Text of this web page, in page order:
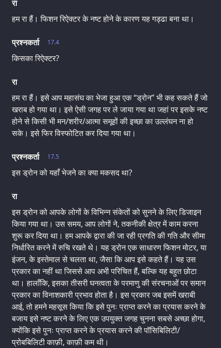
रा
हम रा हैं। फिशन रिऐक्टर के नष्ट होने के कारण यह गड्ढा बना था।
17.4
प्रश्नकर्ता
किसका रिऐक्टर?
रा
हम रा हैं। इसे आप महासंघ का भेजा हुआ एक “ड्रोन” भी कह सकते हैं जो
खराब हो गया था। इसे ऐसी जगह पर ले जाया गया था जहां पर इसके नष्ट
होने से किसी भी मन/शरीर/आत्मा समूहों की इच्छा का उल्लंघन ना हो
सके। इसे फिर विस्फोटित कर दिया गया था।
17.5
प्रश्नकर्ता
इस ड्रोन को यहाँ भेजने का क्या मकसद था?
रा
इस ड्रोन को आपके लोगों के विभिन्न संकेतों को सुनने के लिए डिजाइन
किया गया था। उस समय, आप लोगों ने, तकनीकी क्षेत्र में काम करना
शुरू कर दिया था। हम आपके द्वारा की जा रही प्रगति की गति और सीमा
निर्धारित करने में रुचि रखते थे। यह ड्रोन एक साधारण फिशन मोटर, या
इंजन, के इस्तेमाल से चलता था, जैसा कि आप इसे कहते हैं। यह उस
प्रकार का नहीं था जिससे आप अभी परिचित हैं, बल्कि यह बहुत छोटा
था। हालाँकि, इसका तीसरी घनत्वता के परमाणु की संरचनाओं पर समान
प्रकार का विनाशकारी प्रभाव होता है। इस प्रकार जब इसमें खराबी
आई, तो हमने महसूस किया कि इसे पुनः प्राप्त करने का प्रयास करने के
बजाय इसे नष्ट करने के लिए एक उपयुक्त जगह चुनना सबसे अच्छा होगा,
क्योंकि इसे पुनः प्राप्त करने के प्रयास करने की पॉसिबिलिटी/
प्रोबबिलिटी काफ़ी, काफ़ी कम थी।